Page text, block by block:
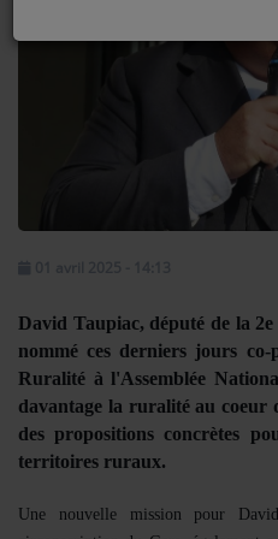
EMISSIONS
JEUX CONCOURS
CONTACTEZ-NOUS
RÉGIE PUBLICTIAIRE
David Taupiac, député de la
nommé ces derniers jours
Ruralité à l'Assemblée
davantage la ruralité au
des propositions concrètes
territoires ruraux.
Une nouvelle mission pour